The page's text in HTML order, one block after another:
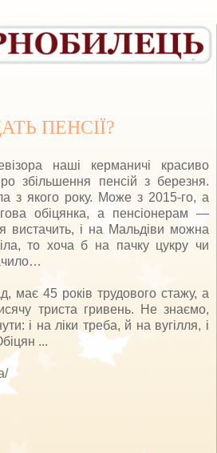
ПЕНСІЇ?
наші керманичі красиво
збільшення пенсій з березня.
з якого року. Може з 2015-го, а
обіцянка, а пенсіонерам —
вистачить, і на Мальдіви можна
то хоча б на пачку цукру чи
має 45 років трудового стажу, а
триста гривень. Не знаємо,
і на ліки треба, й на вугілля, і
...